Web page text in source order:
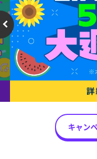
■特典付与時期
開通日の属する月の9
※特典のメール配信は契
ます。
※開通日は、回線が開通
が行われた日を指し
さい。
メールアドレス宛に
※特典付与対象判定月以
・「通話オプション割
ストプランV 最大6カ
ペーン」との併用が
・「LINEMOベスト
引期間中に、当キャ
合、適用条件を満たし
「LINEMOベストプラ
は終了し、当キャン
ン」の割引期間中に
たした場合、適用条
で「LINEMOベスト
キャン